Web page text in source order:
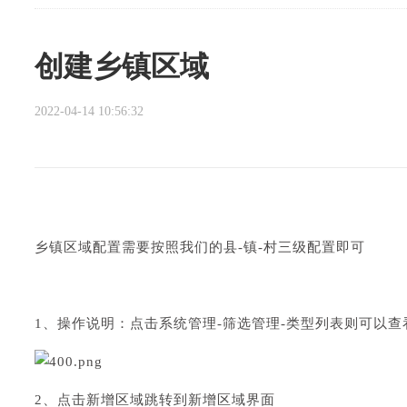
创建乡镇区域
2022-04-14 10:56:32
乡镇区域配置需要按照我们的县-镇-村三级配置即可
1、操作说明：点击系统管理-筛选管理-类型列表则可以查
2、点击新增区域跳转到新增区域界面